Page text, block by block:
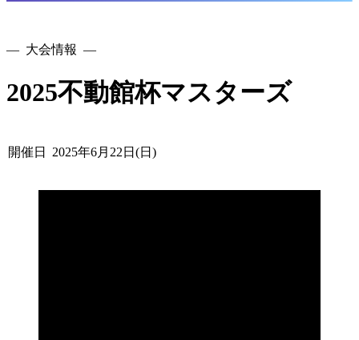
— 大会情報 —
2025不動館杯マスターズ
開催日 2025年6月22日(日)